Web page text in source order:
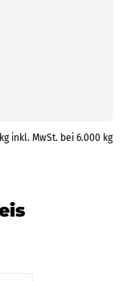
inkl. MwSt. bei 6.000 kg